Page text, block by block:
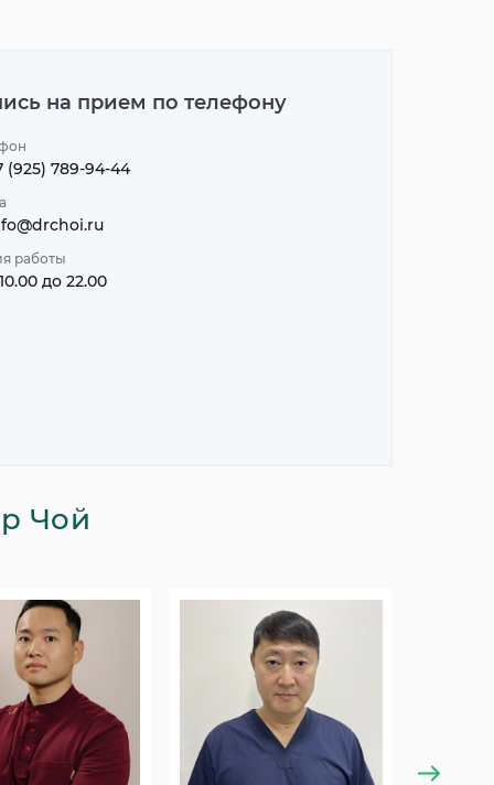
на прием по телефону
(925) 789-94-44
работы
до 22.00
Чой